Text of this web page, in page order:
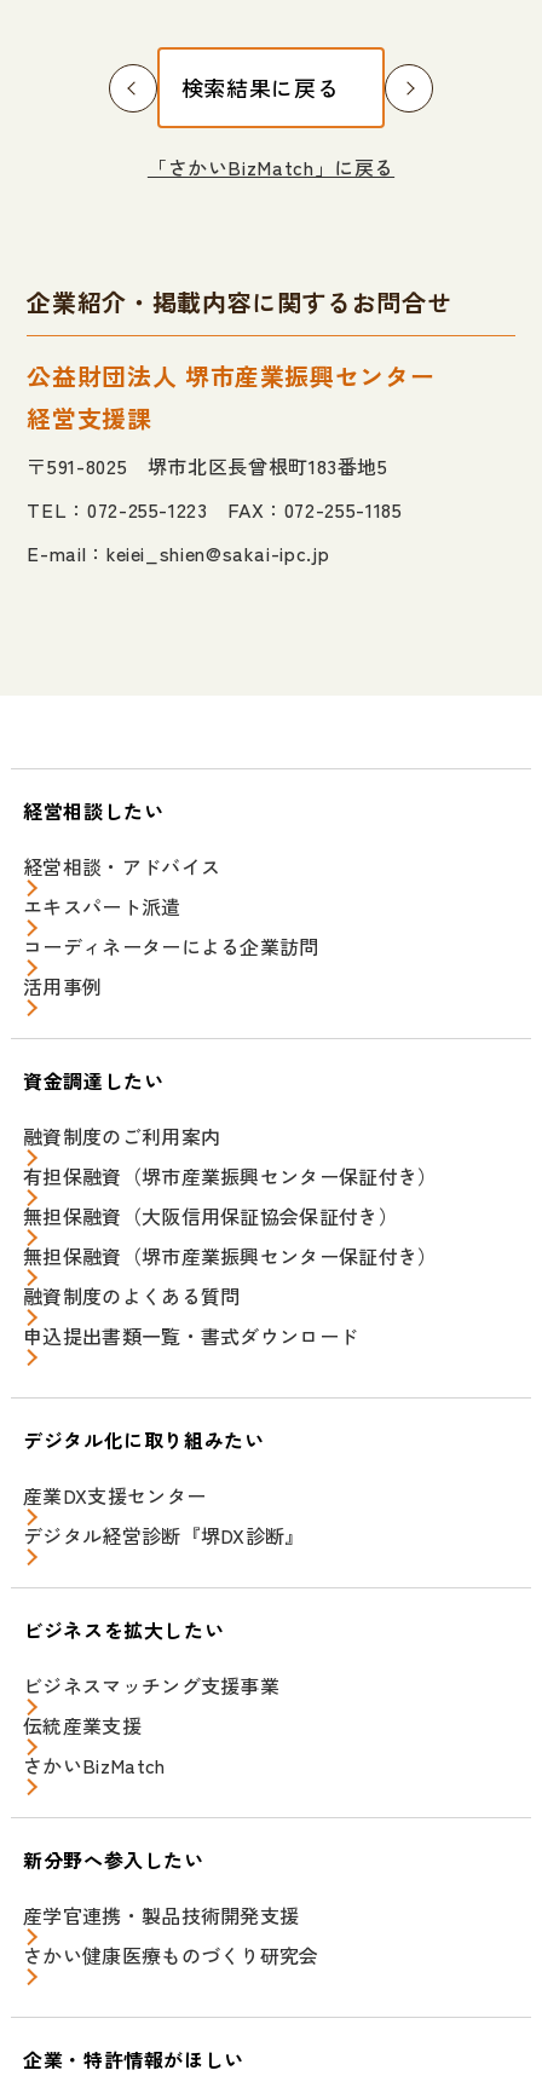
検索結果に戻る
「さかいBizMatch」に戻る
企業紹介・掲載内容に関するお問合せ
公益財団法人 堺市産業振興センター
経営支援課
〒591-8025 堺市北区長曾根町183番地5
TEL：072-255-1223 FAX：072-255-1185
E-mail： keiei_shien@sakai-ipc.jp
経営相談したい
経営相談・アドバイス
エキスパート派遣
コーディネーターによる企業訪問
活用事例
資金調達したい
融資制度のご利用案内
有担保融資（堺市産業振興センター保証付き）
無担保融資（大阪信用保証協会保証付き）
無担保融資（堺市産業振興センター保証付き）
融資制度のよくある質問
申込提出書類一覧・書式ダウンロード
デジタル化に取り組みたい
産業DX支援センター
デジタル経営診断『堺DX診断』
ビジネスを拡大したい
ビジネスマッチング支援事業
伝統産業支援
さかいBizMatch
新分野へ参入したい
産学官連携・製品技術開発支援
さかい健康医療ものづくり研究会
企業・特許情報がほしい